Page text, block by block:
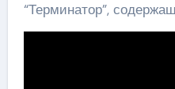
“Терминатор”,